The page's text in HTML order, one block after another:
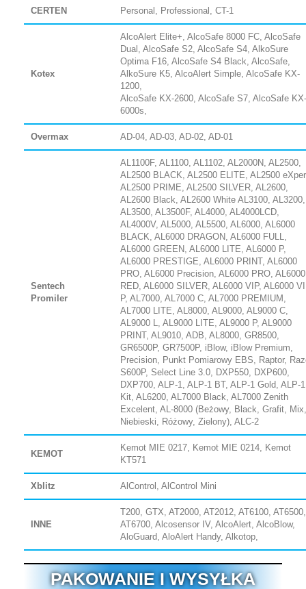
CERTEN Personal, Professional, CT-1
Kotex
AlcoAlert Elite+, AlcoSafe 8000 FC, AlcoSafe
Dual, AlcoSafe S2, AlcoSafe S4, AlkoSure
Optima F16, AlcoSafe S4 Black, AlcoSafe,
AlkoSure K5, AlcoAlert Simple, AlcoSafe KX-
1200,
AlcoSafe KX-2600, AlcoSafe S7, AlcoSafe KX-
6000s,
Overmax AD-04, AD-03, AD-02, AD-01
Sentech
Promiler
AL1100F, AL1100, AL1102, AL2000N, AL2500,
AL2500 BLACK, AL2500 ELITE, AL2500
AL2500 PRIME, AL2500 SILVER, AL2600,
AL2600 Black, AL2600 White AL3100, AL3200,
AL3500, AL3500F, AL4000, AL4000LCD,
AL4000V, AL5000, AL5500, AL6000, AL6000
BLACK, AL6000 DRAGON, AL6000 FULL,
AL6000 GREEN, AL6000 LITE, AL6000 P,
AL6000 PRESTIGE, AL6000 PRINT, AL6000
PRO, AL6000 Precision, AL6000 PRO, AL6000
RED, AL6000 SILVER, AL6000 VIP, AL6000
P, AL7000, AL7000 C, AL7000 PREMIUM,
AL7000 LITE, AL8000, AL9000, AL9000 C,
AL9000 L, AL9000 LITE, AL9000 P, AL9000
PRINT, AL9010, ADB, AL8000, GR8500,
GR6500P, GR7500P, iBlow, iBlow Premium,
Precision, Punkt Pomiarowy EBS, Raptor,
S600P, Select Line 3.0, DXP550, DXP600,
DXP700, ALP-1, ALP-1 BT, ALP-1 Gold, ALP-1
Kit, AL6200, AL7000 Black, AL7000 Zenith
Excelent, AL-8000 (Beżowy, Black, Grafit, Mix,
Niebieski, Różowy, Zielony), ALC-2
KEMOT
Kemot MIE 0217, Kemot MIE 0214, Kemot
KT571
Xblitz AlControl, AlControl Mini
INNE
T200, GTX, AT2000, AT2012, AT6100, AT6500,
AT6700, Alcosensor IV, AlcoAlert, AlcoBlow,
AloGuard, AloAlert Handy, Alkotop,
PAKOWANIE I WYSYŁKA